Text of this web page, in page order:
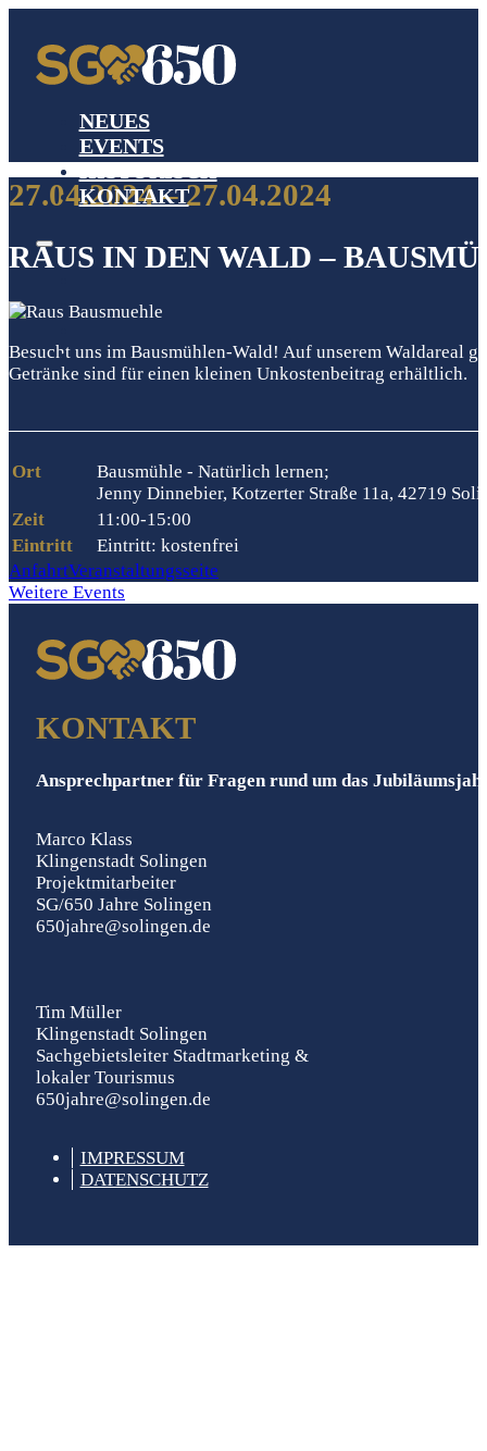
NEUES
EVENTS
KONTAKT
27.04.2024 – 27.04.2024
RAUS IN DEN WALD –
Besucht uns im Bausmühlen-Wald! Auf unserem Waldareal
Getränke sind für einen kleinen Unkostenbeitrag erhältlich.
Ort
Bausmühle - Natürlich lernen;
Jenny Dinnebier, Kotzerter Straße 11a, 42719
Zeit
11:00-15:00
Eintritt
Eintritt: kostenfrei
AnfahrtVeranstaltungsseite
Weitere Events
KONTAKT
Ansprechpartner für Fragen rund um das
Marco Klass
Klingenstadt Solingen
Projektmitarbeiter
SG/650 Jahre Solingen
650jahre@solingen.de
Tim Müller
Klingenstadt Solingen
Sachgebietsleiter Stadtmarketing &
lokaler Tourismus
650jahre@solingen.de
IM­PRESSUM
DATEN­SCHUTZ